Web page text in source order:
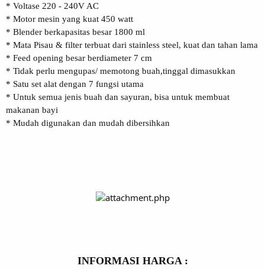
* Voltase 220 - 240V AC
* Motor mesin yang kuat 450 watt
* Blender berkapasitas besar 1800 ml
* Mata Pisau & filter terbuat dari stainless steel, kuat dan tahan lama
* Feed opening besar berdiameter 7 cm
* Tidak perlu mengupas/ memotong buah,tinggal dimasukkan
* Satu set alat dengan 7 fungsi utama
* Untuk semua jenis buah dan sayuran, bisa untuk membuat
makanan bayi
* Mudah digunakan dan mudah dibersihkan
INFORMASI HARGA :